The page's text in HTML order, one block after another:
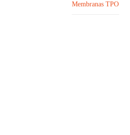
Membranas TPO